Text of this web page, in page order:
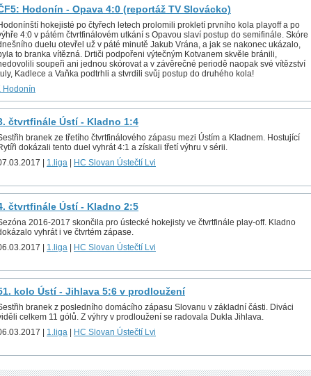
Hodonín - Opava 4:0 (reportáž TV Slovácko)
hokejisté po čtyřech letech prolomili prokletí prvního kola playoff a po
4:0 v pátém čtvrtfinálovém utkání s Opavou slaví postup do semifinále. Skóre
duelu otevřel už v páté minutě Jakub Vrána, a jak se nakonec ukázalo,
to branka vítězná. Drtiči podpořeni výtečným Kotvanem skvěle bránili,
soupeři ani jednou skórovat a v závěrečné periodě naopak své vítězství
Kadlece a Vaňka podtrhli a stvrdili svůj postup do druhého kola!
Hodonín
čtvrtfinále Ústí - Kladno 1:4
branek ze třetího čtvrtfinálového zápasu mezi Ústím a Kladnem. Hostující
dokázali tento duel vyhrát 4:1 a získali třetí výhru v sérii.
| 1.liga HC Slovan Ústečtí Lvi
čtvrtfinále Ústí - Kladno 2:5
2016-2017 skončila pro ústecké hokejisty ve čtvrtfinále play-off. Kladno
vyhrát i ve čtvrtém zápase.
| 1.liga HC Slovan Ústečtí Lvi
kolo Ústí - Jihlava 5:6 v prodloužení
branek z posledního domácího zápasu Slovanu v základní části. Diváci
celkem 11 gólů. Z výhry v prodloužení se radovala Dukla Jihlava.
| 1.liga HC Slovan Ústečtí Lvi